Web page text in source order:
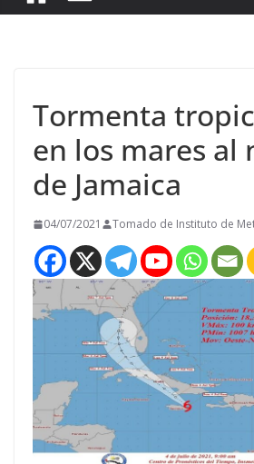
Tormenta
en los mares al
de Jamaica
04/07/2021 Tomado de Instituto de